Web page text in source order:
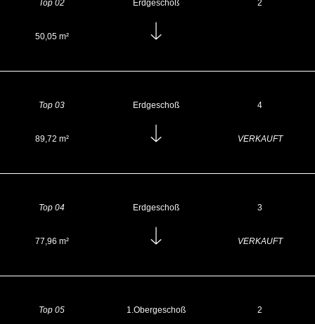
Top 02 Erdgeschoß 2
50,05 m²
Top 03 Erdgeschoß 4
89,72 m² VERKAUFT
Top 04 Erdgeschoß 3
77,96 m² VERKAUFT
Top 05 1.Obergeschoß 2